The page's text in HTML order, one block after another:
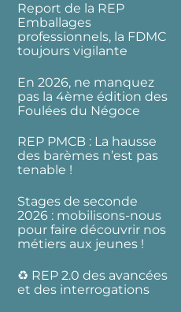
Report de la REP
Emballages
professionnels, la FDMC
toujours vigilante
En 2026, ne manquez
pas la 4ème édition des
Foulées du Négoce
REP PMCB : La hausse
des barèmes n’est pas
tenable !
Stages de seconde
2026 : mobilisons-nous
pour faire découvrir nos
métiers aux jeunes !
♻️ REP 2.0 des avancées
et des interrogations